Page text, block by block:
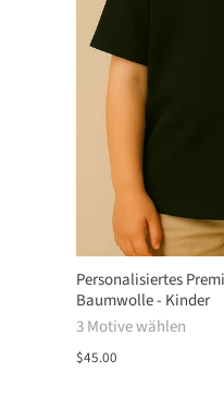
Personalisiertes
Baumwolle - Kinder
3 Motive wählen
$45.00